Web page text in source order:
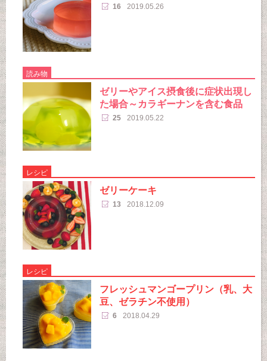
16 2019.05.26
読み物
ゼリーやアイス摂食後に症状出現し
た場合～カラギーナンを含む食品
25 2019.05.22
レシピ
ゼリーケーキ
13 2018.12.09
レシピ
フレッシュマンゴープリン（乳、大
豆、ゼラチン不使用）
6 2018.04.29